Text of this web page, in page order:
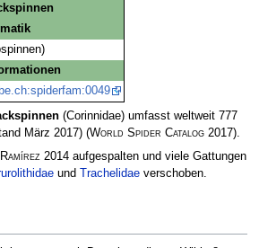
(Corinnidae) umfasst weltweit 777
März 2017) (World Spider Catalog2017).
Ramírez 2014 aufgespalten und viele Gattungen
und Trachelidaeverschoben.